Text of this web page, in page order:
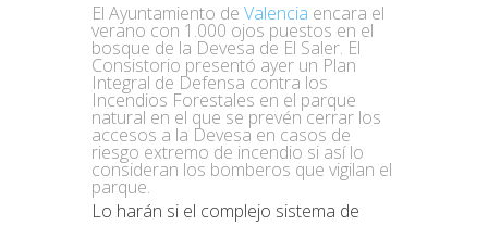
El Ayuntamiento de Valencia encara el
verano con 1.000 ojos puestos en el
bosque de la Devesa de El Saler. El
Consistorio presentó ayer un Plan
Integral de Defensa contra los
Incendios Forestales en el parque
natural en el que se prevén cerrar los
accesos a la Devesa en casos de
riesgo extremo de incendio si así lo
consideran los bomberos que vigilan el
parque.
Lo harán si el complejo sistema de